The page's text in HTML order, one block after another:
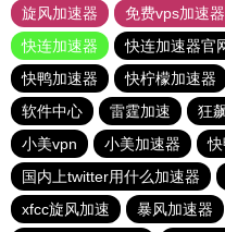
旋风加速器
免费vps加速
快连加速器
快连加速器官
快鸭加速器
快柠檬加速器
软件中心
雷霆加速 狂
小美vpn
小美加速器
国内上twitter用什么加速器
xfcc旋风加速
暴风加速器